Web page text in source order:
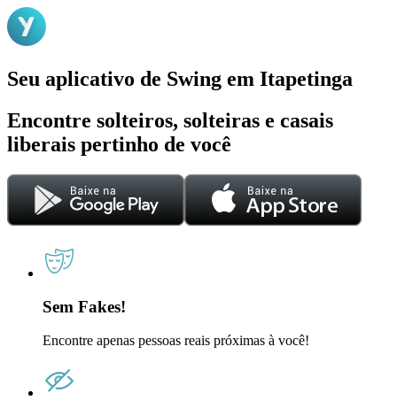
Seu aplicativo de Swing em Itapetinga
Encontre solteiros, solteiras e casais
liberais pertinho de você
Sem Fakes!
Encontre apenas pessoas reais próximas à você!